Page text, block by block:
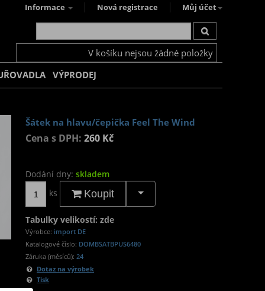
Informace Nová registrace Můj účet
V košíku nejsou žádné položky
VÝPRODEJ
Šátek na hlavu/čepička Feel The Wind
Cena s DPH: 260 Kč
Dodání dny: skladem
ks
Koupit
Tabulky velikostí: zde
Výrobce: import DE
Katalogové číslo: DOMBSATBPUS6480
Záruka (měsíců): 24
Dotaz na výrobek
Tisk